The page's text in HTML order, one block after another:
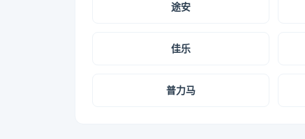
途安
佳乐
普力马